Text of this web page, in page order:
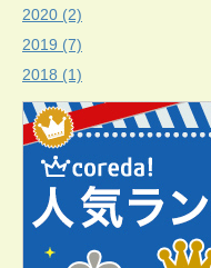
2020 (2)
2019 (7)
2018 (1)